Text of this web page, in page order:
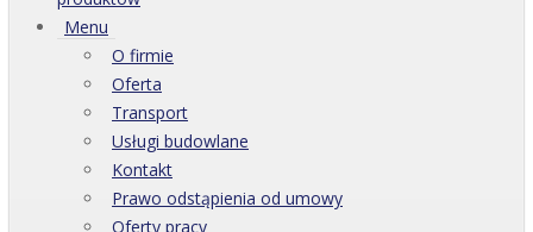
Menu
O firmie
Oferta
Transport
Usługi budowlane
Kontakt
Prawo odstąpienia od umowy
Oferty pracy